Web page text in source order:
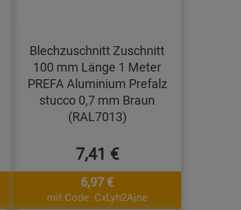
Blechzuschnitt Zuschnitt
100 mm Länge 1 Meter
PREFA Aluminium Prefalz
stucco 0,7 mm Braun
(RAL7013)
7,41 €
6,97 €
mit Code: CxLyh2Ajne